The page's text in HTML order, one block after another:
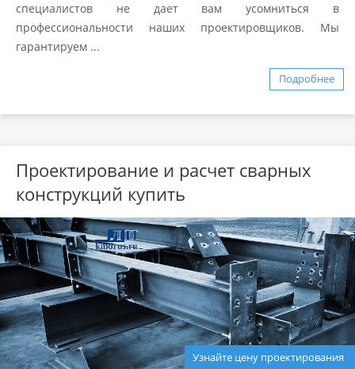
Узнайте цену проектирования
специалистов не дает вам усомниться в
профессиональности наших проектировщиков. Мы
гарантируем ...
Подробнее
Проектирование и расчет сварных
конструкций купить